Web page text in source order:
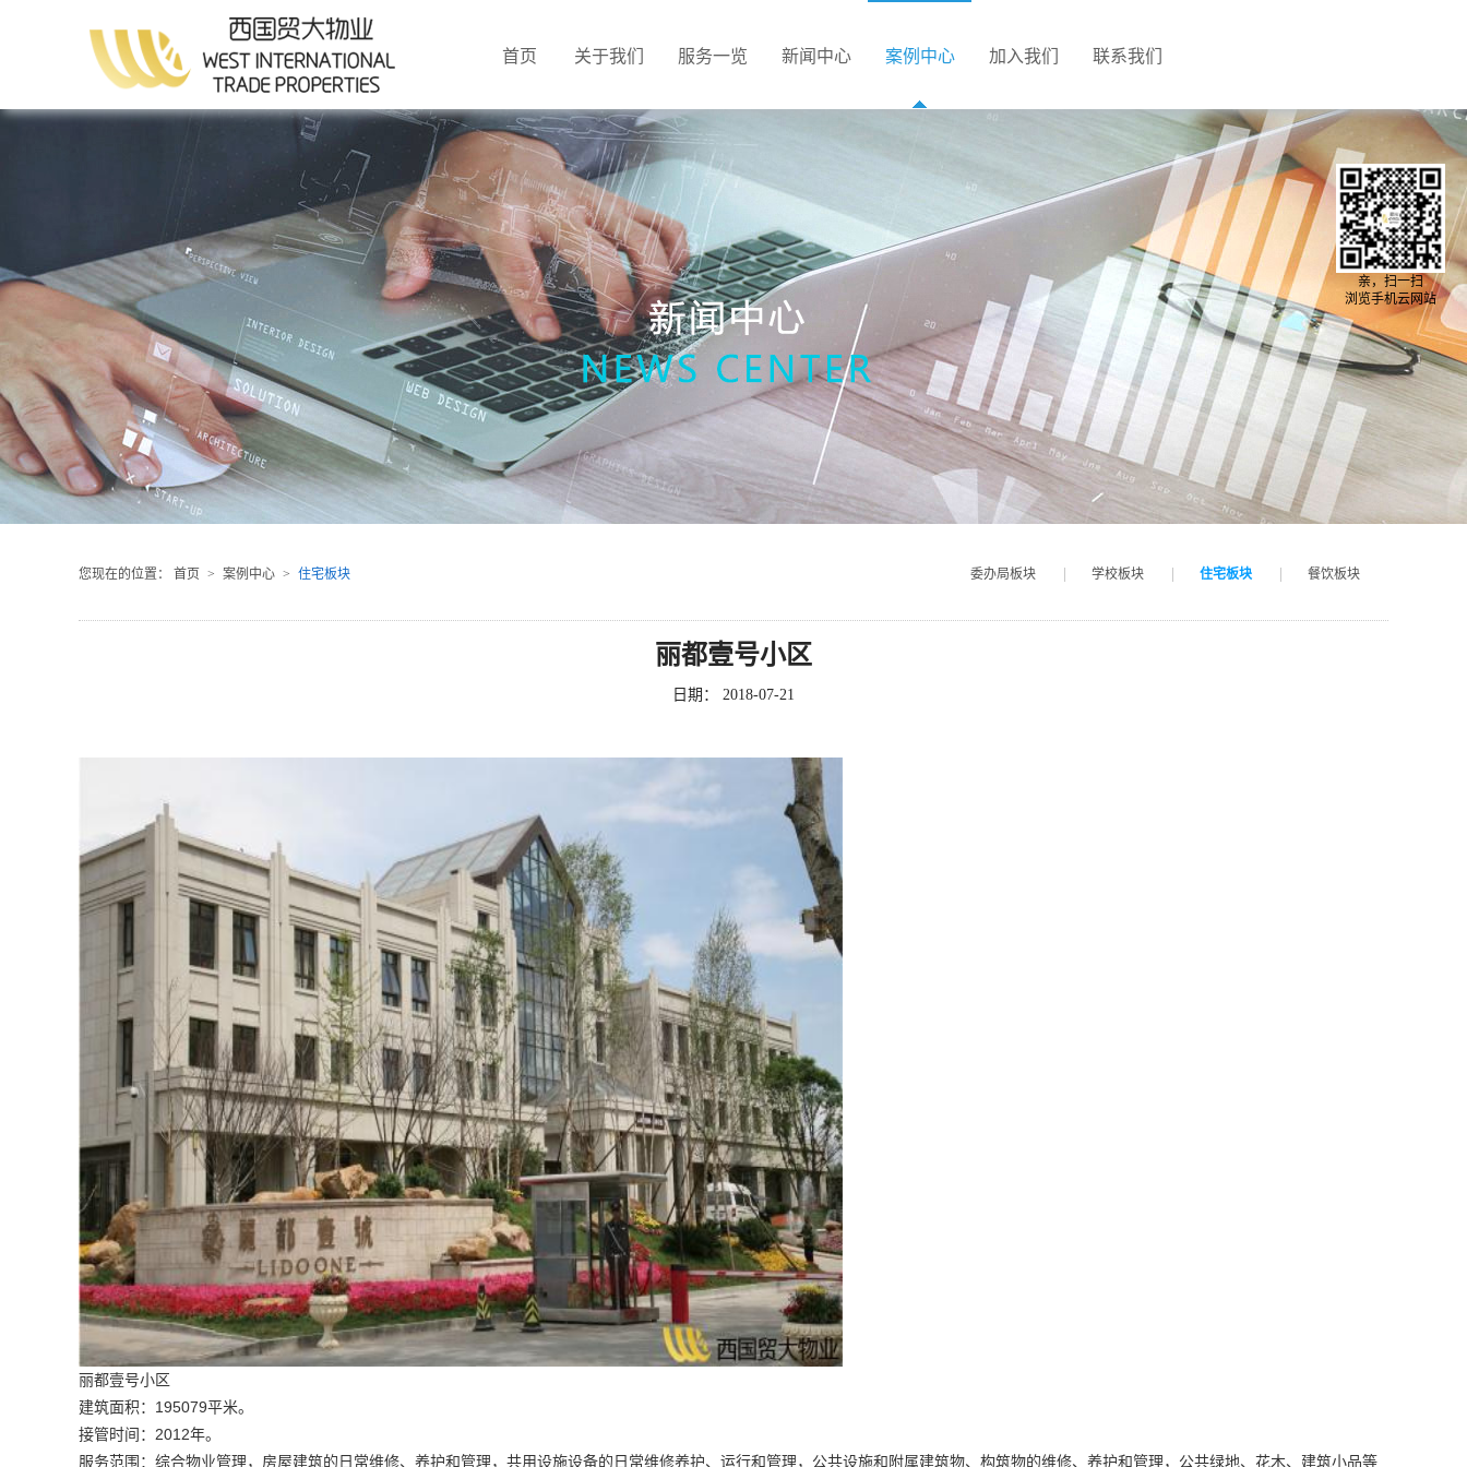
首页 关于我们 服务一览 新闻中心 案例中心 加入我们 联系我们
您现在的位置： 首页 > 案例中心 > 住宅板块 委办局板块 学校板块 住宅板块 餐饮板块
丽都壹号小区
日期： 2018-07-21
丽都壹号小区
建筑面积：195079平米。
接管时间：2012年。
服务范围：综合物业管理，房屋建筑的日常维修、养护和管理，共用设施设备的日常维修养护、运行和管理，公共设施和附属建筑物、构筑物的维修、养护和管理，公共绿地、花木、建筑小品等
亲，扫一扫
浏览手机云网站